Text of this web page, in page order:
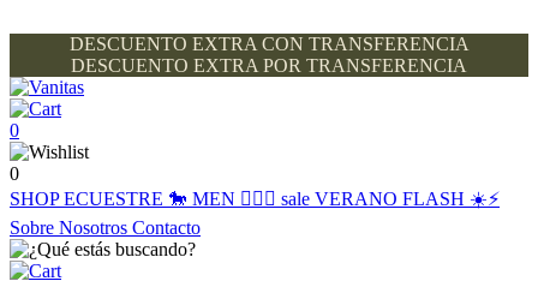
DESCUENTO EXTRA CON TRANSFERENCIA
DESCUENTO EXTRA POR TRANSFERENCIA
0
0
SHOPECUESTRE 🐎 MEN 🙋🏽‍♂️ sale VERANO FLASH ☀️⚡️
Sobre Nosotros Contacto